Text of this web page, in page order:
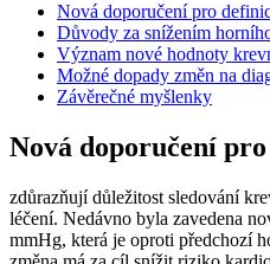
Nová doporučení pro
Důvody za snížením
Význam nové hodnoty
Možné dopady změn na
Závěrečné myšlenky
Nová doporučení
zdůrazňují důležitost sledování
léčení. Nedávno byla zavedena
mmHg, která je oproti předchozí